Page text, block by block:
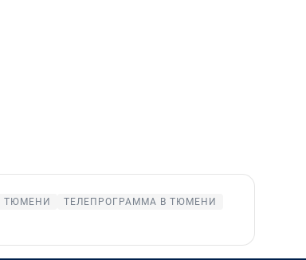
ТЮМЕНИ
ТЕЛЕПРОГРАММА В ТЮМЕНИ